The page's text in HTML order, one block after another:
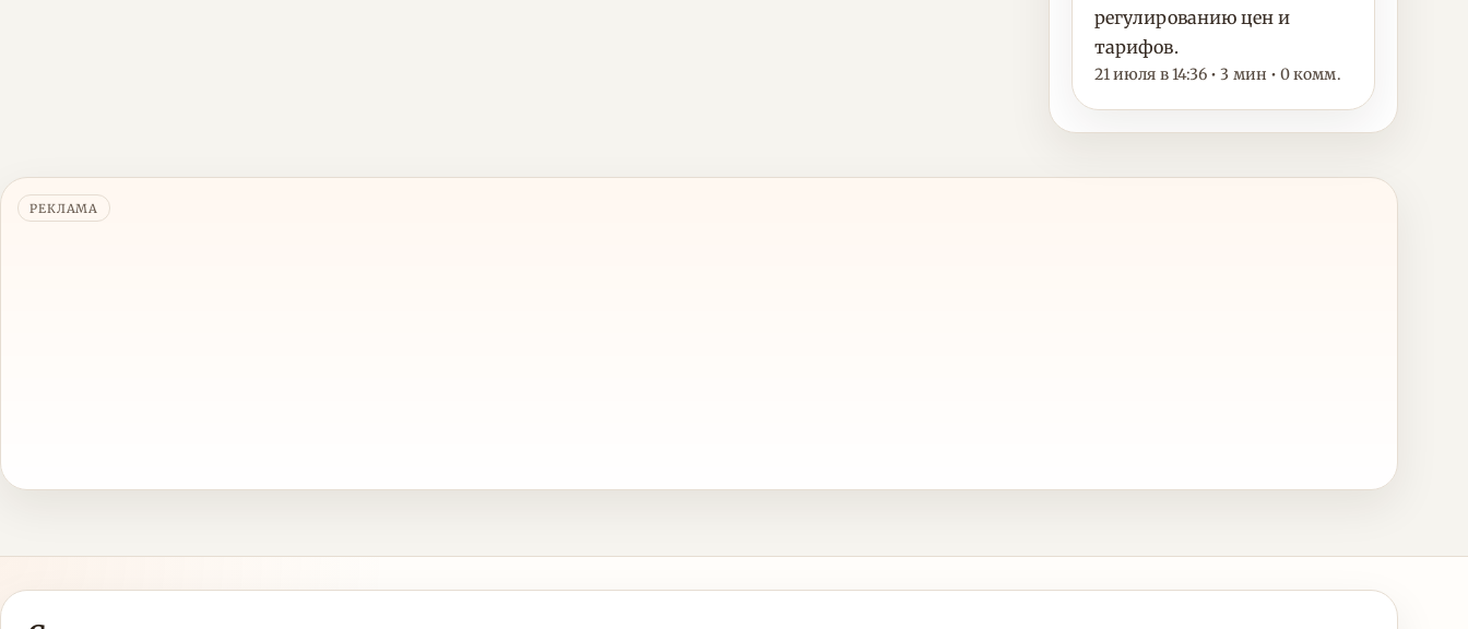
регулированию цен и
тарифов.
21 июля в 14:36 • 3 мин • 0 комм.
РЕКЛАМА